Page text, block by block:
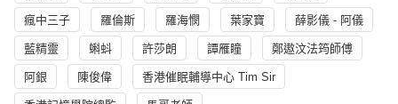
瘋中三子 羅倫斯 羅海憫 葉家寶 薛影儀 - 阿儀
藍精靈 蝌蚪 許莎朗 譚雁瞳 鄭遨汶法筠師傅
阿銀 陳俊偉 香港催眠輔導中心 Tim Sir